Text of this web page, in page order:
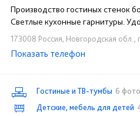
Производство гостиных стенок
Светлые кухонные гарнитуры.
173008 Россия, Новгородская обл.,
☎+7 (8162) 64-07-47
Показать телефон
Гостиные и ТВ-тумбы 6 фото
Детские, мебель для детей